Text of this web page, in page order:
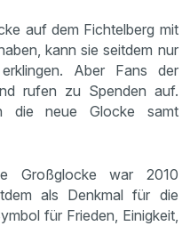
auf dem Fichtelberg mit
kann sie seitdem nur
Aber Fans der
rufen zu Spenden auf.
die neue Glocke samt
Großglocke war 2010
als Denkmal für die
für Frieden, Einigkeit,